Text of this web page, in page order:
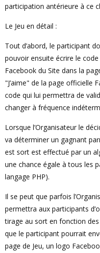
participation antérieure à ce
Le Jeu en détail :
Tout d’abord, le participant
pouvoir ensuite écrire le
Facebook du Site dans la
"J’aime" de la page officielle
code qui lui permettra de
changer à fréquence
Lorsque l’Organisateur le
va déterminer un gagnant
est sort est effectué par un
une chance égale à tous les
langage PHP).
Il se peut que parfois
permettra aux participants
tirage au sort en fonction
que le participant pourrait
page de Jeu, un logo